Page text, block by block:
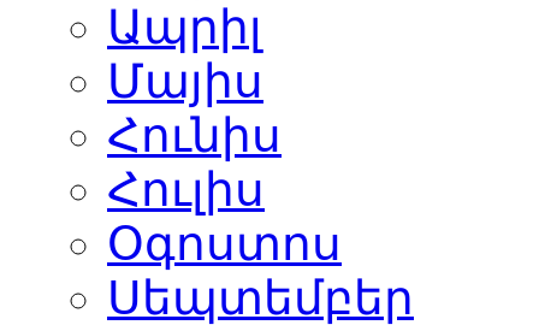
Ապրիլ
Մայիս
Հունիս
Հուլիս
Օգոստոս
Սեպտեմբեր